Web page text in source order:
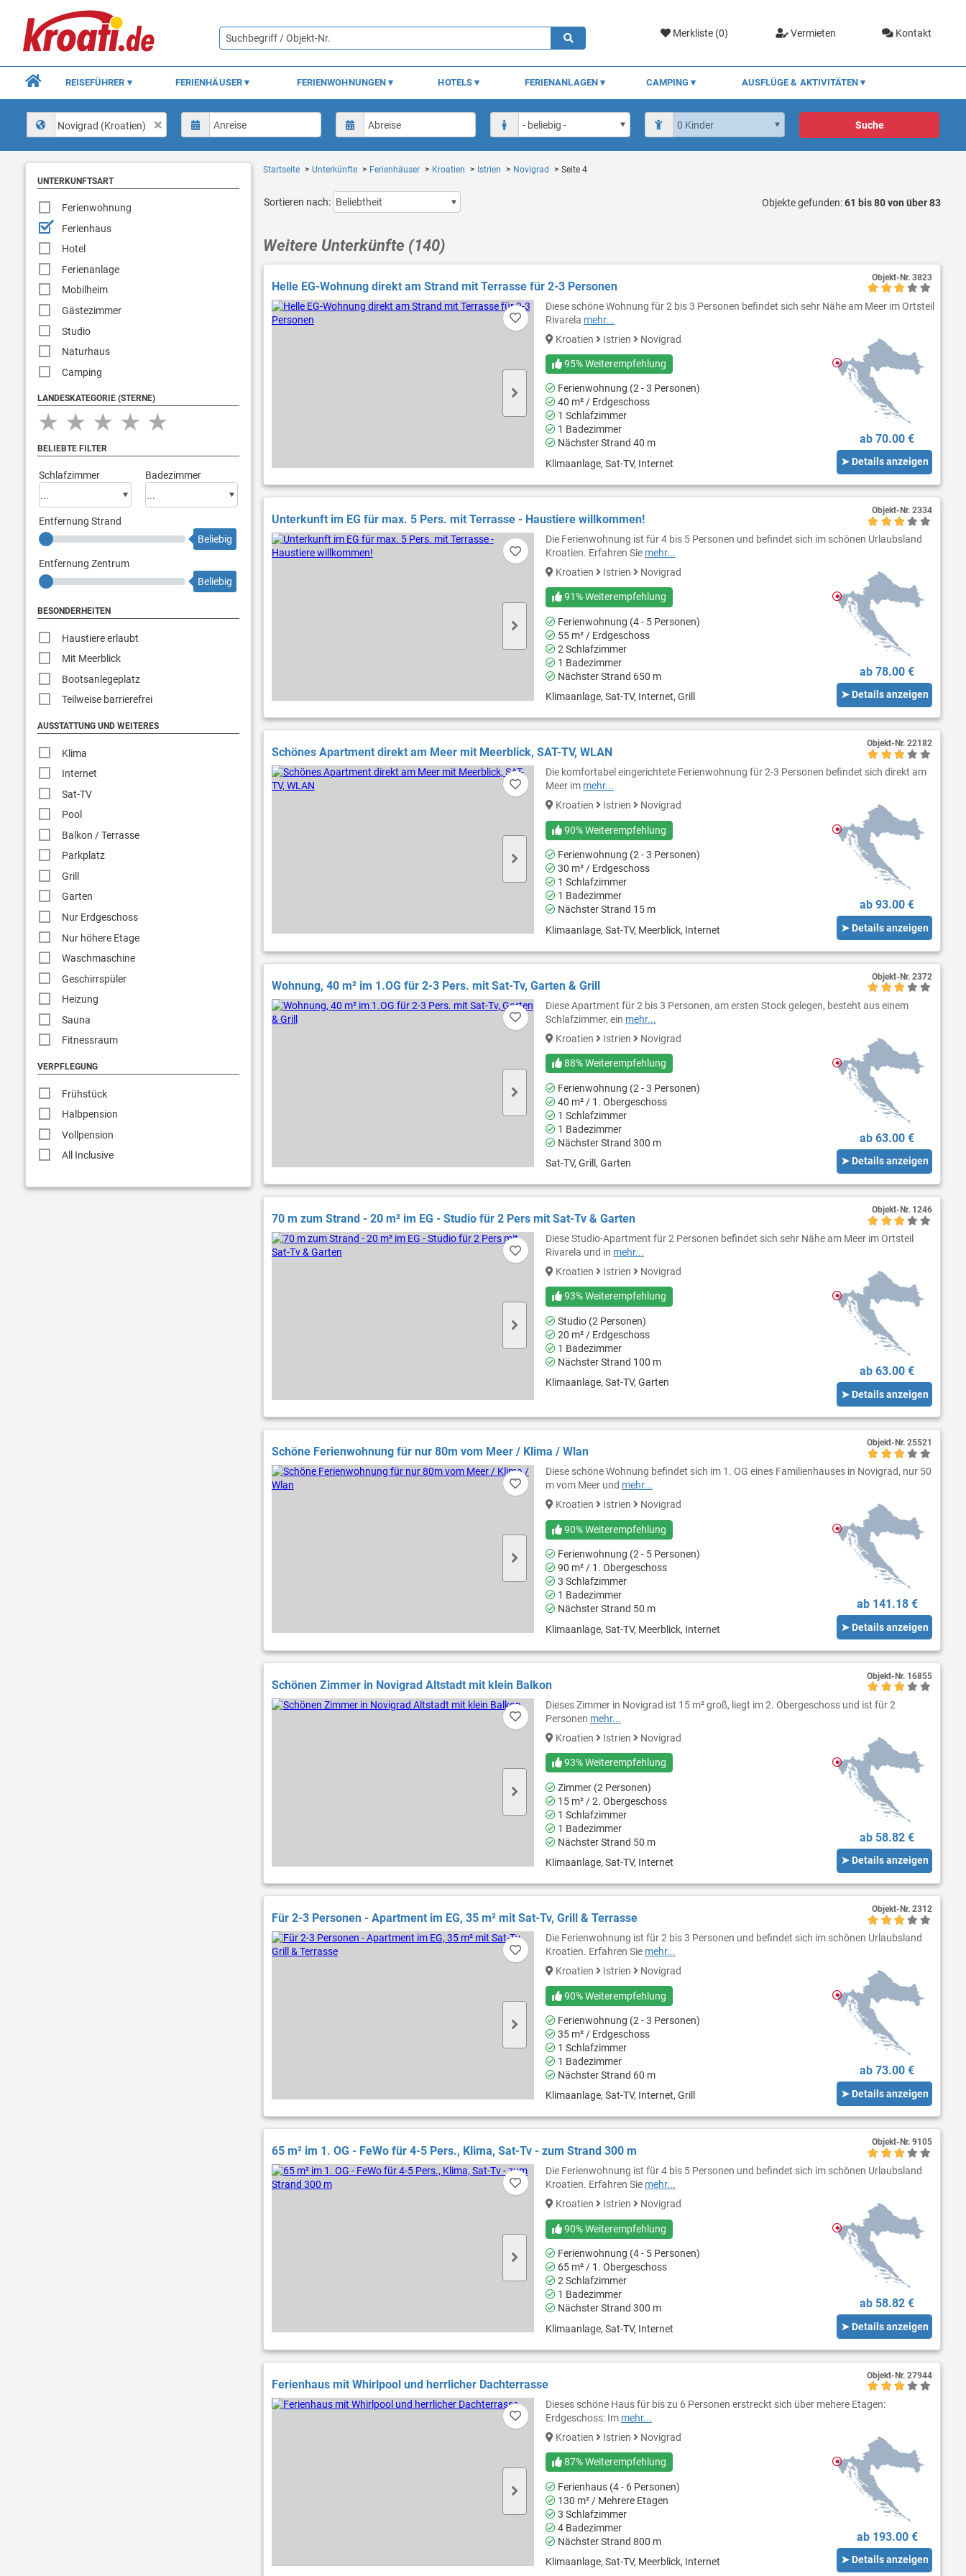
Merkliste (0) Vermieten Kontakt
REISEFÜHRER FERIENHÄUSER FERIENWOHNUNGEN HOTELS FERIENANLAGEN CAMPING AUSFLÜGE & AKTIVITÄTEN
Novigrad (Kroatien) Suche
UNTERKUNFTSART
Ferienwohnung
Ferienhaus
Hotel
Ferienanlage
Mobilheim
Gästezimmer
Studio
Naturhaus
Camping
LANDESKATEGORIE (STERNE)
★
★
★
★
★
BELIEBTE FILTER
Schlafzimmer Badezimmer
Entfernung Strand
Beliebig
Entfernung Zentrum
Beliebig
BESONDERHEITEN
Haustiere erlaubt
Mit Meerblick
Bootsanlegeplatz
Teilweise barrierefrei
AUSSTATTUNG UND WEITERES
Klima
Internet
Sat-TV
Pool
Balkon / Terrasse
Parkplatz
Grill
Garten
Nur Erdgeschoss
Nur höhere Etage
Waschmaschine
Geschirrspüler
Heizung
Sauna
Fitnessraum
VERPFLEGUNG
Frühstück
Halbpension
Vollpension
All Inclusive
Startseite Unterkünfte Ferienhäuser Kroatien Istrien Novigrad Seite 4
Sortieren nach: Objekte gefunden:61 bis 80 von über 83
Weitere Unterkünfte (140)
Helle EG-Wohnung direkt am Strand mit Terrasse für 2-3 Personen
Diese schöne Wohnung für 2 bis 3 Personen befindet sich sehr Nähe am Meer im Ortsteil
Rivarela mehr...
Kroatien
Istrien Novigrad
95% Weiterempfehlung
Ferienwohnung (2 - 3 Personen)
40 m² / Erdgeschoss
1 Schlafzimmer
1 Badezimmer
Nächster Strand 40 m
Klimaanlage, Sat-TV, Internet
ab 70.00 €
➤ Details anzeigen
Objekt-Nr. 3823
Unterkunft im EG für max. 5 Pers. mit Terrasse - Haustiere willkommen!
Die Ferienwohnung ist für 4 bis 5 Personen und befindet sich im schönen Urlaubsland
Kroatien. Erfahren Sie mehr...
Kroatien
Istrien Novigrad
91% Weiterempfehlung
Ferienwohnung (4 - 5 Personen)
55 m² / Erdgeschoss
2 Schlafzimmer
1 Badezimmer
Nächster Strand 650 m
Klimaanlage, Sat-TV, Internet, Grill
ab 78.00 €
➤ Details anzeigen
Objekt-Nr. 2334
Schönes Apartment direkt am Meer mit Meerblick, SAT-TV, WLAN
Die komfortabel eingerichtete Ferienwohnung für 2-3 Personen befindet sich direkt am
Meer im mehr...
Kroatien
Istrien Novigrad
90% Weiterempfehlung
Ferienwohnung (2 - 3 Personen)
30 m² / Erdgeschoss
1 Schlafzimmer
1 Badezimmer
Nächster Strand 15 m
Klimaanlage, Sat-TV, Meerblick, Internet
ab 93.00 €
➤ Details anzeigen
Objekt-Nr. 22182
Wohnung, 40 m² im 1.OG für 2-3 Pers. mit Sat-Tv, Garten & Grill
Diese Apartment für 2 bis 3 Personen, am ersten Stock gelegen, besteht aus einem
Schlafzimmer, ein mehr...
Kroatien
Istrien Novigrad
88% Weiterempfehlung
Ferienwohnung (2 - 3 Personen)
40 m² / 1. Obergeschoss
1 Schlafzimmer
1 Badezimmer
Nächster Strand 300 m
Sat-TV, Grill, Garten
ab 63.00 €
➤ Details anzeigen
Objekt-Nr. 2372
70 m zum Strand - 20 m² im EG - Studio für 2 Pers mit Sat-Tv & Garten
Diese Studio-Apartment für 2 Personen befindet sich sehr Nähe am Meer im Ortsteil
Rivarela und in mehr...
Kroatien
Istrien Novigrad
93% Weiterempfehlung
Studio (2 Personen)
20 m² / Erdgeschoss
1 Badezimmer
Nächster Strand 100 m
Klimaanlage, Sat-TV, Garten
ab 63.00 €
➤ Details anzeigen
Objekt-Nr. 1246
Schöne Ferienwohnung für nur 80m vom Meer / Klima / Wlan
Diese schöne Wohnung befindet sich im 1. OG eines Familienhauses in Novigrad, nur 50
m vom Meer und mehr...
Kroatien
Istrien Novigrad
90% Weiterempfehlung
Ferienwohnung (2 - 5 Personen)
90 m² / 1. Obergeschoss
3 Schlafzimmer
1 Badezimmer
Nächster Strand 50 m
Klimaanlage, Sat-TV, Meerblick, Internet
ab 141.18 €
➤ Details anzeigen
Objekt-Nr. 25521
Schönen Zimmer in Novigrad Altstadt mit klein Balkon
Dieses Zimmer in Novigrad ist 15 m² groß, liegt im 2. Obergeschoss und ist für 2
Personen mehr...
Kroatien
Istrien Novigrad
93% Weiterempfehlung
Zimmer (2 Personen)
15 m² / 2. Obergeschoss
1 Schlafzimmer
1 Badezimmer
Nächster Strand 50 m
Klimaanlage, Sat-TV, Internet
ab 58.82 €
➤ Details anzeigen
Objekt-Nr. 16855
Für 2-3 Personen - Apartment im EG, 35 m² mit Sat-Tv, Grill & Terrasse
Die Ferienwohnung ist für 2 bis 3 Personen und befindet sich im schönen Urlaubsland
Kroatien. Erfahren Sie mehr...
Kroatien
Istrien Novigrad
90% Weiterempfehlung
Ferienwohnung (2 - 3 Personen)
35 m² / Erdgeschoss
1 Schlafzimmer
1 Badezimmer
Nächster Strand 60 m
Klimaanlage, Sat-TV, Internet, Grill
ab 73.00 €
➤ Details anzeigen
Objekt-Nr. 2312
65 m² im 1. OG - FeWo für 4-5 Pers., Klima, Sat-Tv - zum Strand 300 m
Die Ferienwohnung ist für 4 bis 5 Personen und befindet sich im schönen Urlaubsland
Kroatien. Erfahren Sie mehr...
Kroatien
Istrien Novigrad
90% Weiterempfehlung
Ferienwohnung (4 - 5 Personen)
65 m² / 1. Obergeschoss
2 Schlafzimmer
1 Badezimmer
Nächster Strand 300 m
Klimaanlage, Sat-TV, Internet
ab 58.82 €
➤ Details anzeigen
Objekt-Nr. 9105
Ferienhaus mit Whirlpool und herrlicher Dachterrasse
Dieses schöne Haus für bis zu 6 Personen erstreckt sich über mehere Etagen:
Erdgeschoss: Im mehr...
Kroatien
Istrien Novigrad
87% Weiterempfehlung
Ferienhaus (4 - 6 Personen)
130 m² / Mehrere Etagen
3 Schlafzimmer
4 Badezimmer
Nächster Strand 800 m
Klimaanlage, Sat-TV, Meerblick, Internet
ab 193.00 €
➤ Details anzeigen
Objekt-Nr. 27944